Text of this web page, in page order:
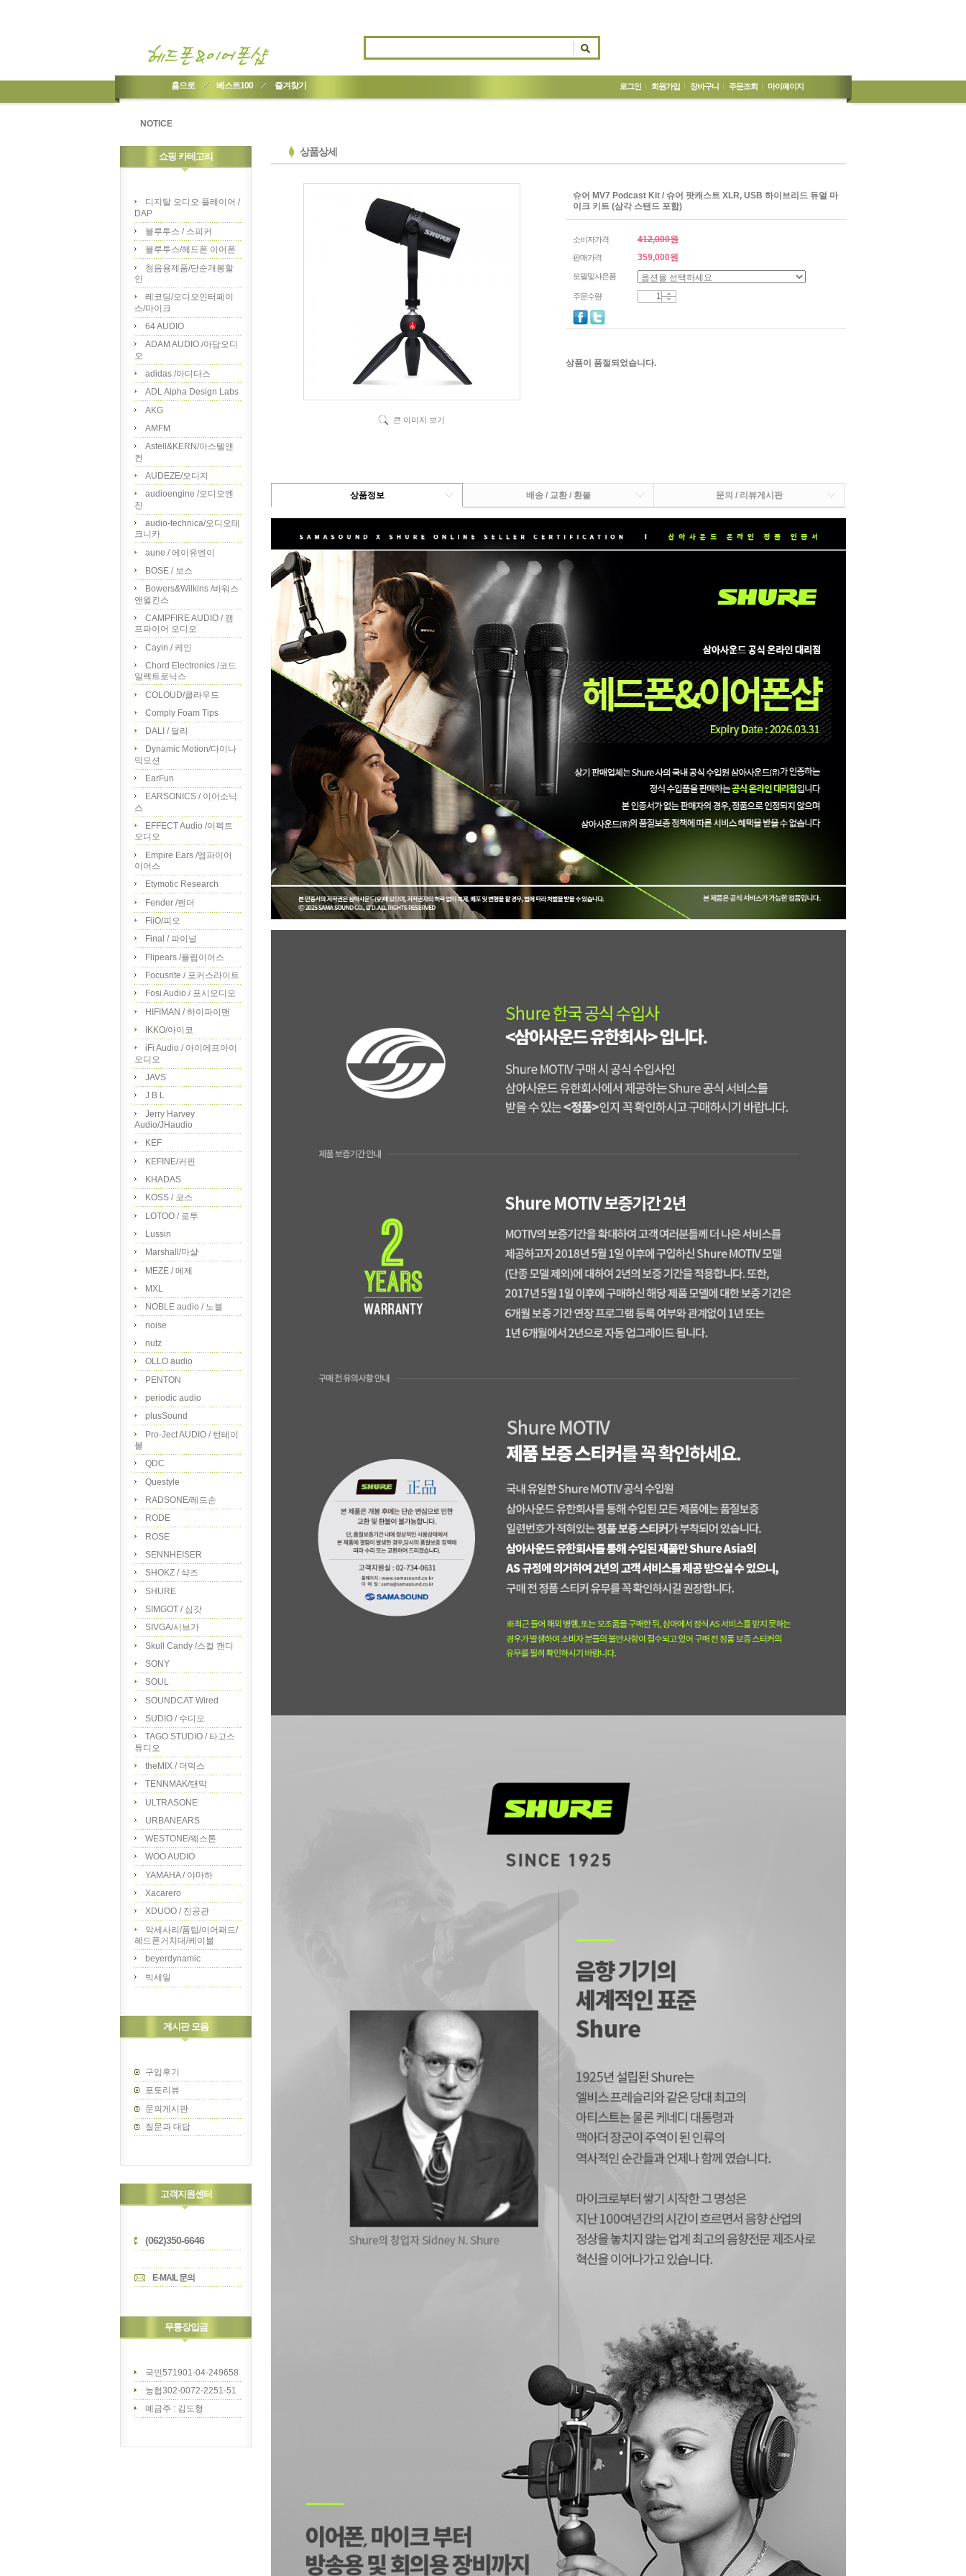
홈으로 베스트100 즐겨찾기 로그인 회원가입 장바구니 주문조회 마이페이지
NOTICE
쇼핑 카테고리
디지탈 오디오 플레이어 /
DAP
블루투스 / 스피커
블루투스/헤드폰 이어폰
청음용제품/단순개봉할
인
레코딩/오디오인터페이
스/마이크
64 AUDIO
ADAM AUDIO /아담오디
오
adidas /아디다스
ADL Alpha Design Labs
AKG
AMFM
Astell&KERN/아스텔앤
컨
AUDEZE/오디지
audioengine /오디오엔
진
audio-technica/오디오테
크니카
aune / 에이유엔이
BOSE / 보스
Bowers&Wilkins /바워스
앤윌킨스
CAMPFIRE AUDIO / 캠
프파이어 오디오
Cayin / 케인
Chord Electronics /코드
일렉트로닉스
COLOUD/클라우드
Comply Foam Tips
DALI / 달리
Dynamic Motion/다이나
믹모션
EarFun
EARSONICS / 이어소닉
스
EFFECT Audio /이펙트
오디오
Empire Ears /엠파이어
이어스
Etymotic Research
Fender /펜더
FiiO/피오
Final / 파이널
Flipears /플립이어스
Focusrite / 포커스라이트
Fosi Audio / 포시오디오
HIFIMAN / 하이파이맨
IKKO/아이코
iFi Audio / 아이에프아이
오디오
JAVS
J B L
Jerry Harvey
Audio/JHaudio
KEF
KEFINE/커핀
KHADAS
KOSS / 코스
LOTOO / 로투
Lussin
Marshall/마샬
MEZE / 메제
MXL
NOBLE audio / 노블
noise
nutz
OLLO audio
PENTON
periodic audio
plusSound
Pro-Ject AUDIO / 턴테이
블
QDC
Questyle
RADSONE/레드손
RODE
ROSE
SENNHEISER
SHOKZ / 샥즈
SHURE
SIMGOT / 심갓
SIVGA/시브가
Skull Candy /스컬 캔디
SONY
SOUL
SOUNDCAT Wired
SUDIO / 수디오
TAGO STUDIO / 타고스
튜디오
theMIX / 더믹스
TENNMAK/탠막
ULTRASONE
URBANEARS
WESTONE/웨스톤
WOO AUDIO
YAMAHA / 야마하
Xacarero
XDUOO / 진공관
악세사리/폼팁/이어패드/
헤드폰거치대/케이블
beyerdynamic
빅세일
게시판 모음
구입후기
포토리뷰
문의게시판
질문과 대답
고객지원센터
(062)350-6646
E-MAIL 문의
무통장입금
국민571901-04-249658
농협302-0072-2251-51
예금주 : 김도형
상품상세
큰 이미지 보기
슈어 MV7 Podcast Kit / 슈어 팟캐스트 XLR, USB 하이브리드 듀얼 마
이크 키트 (삼각 스탠드 포함)
소비자가격 412,000원
판매가격 359,000원
모델및사은품
주문수량
상품이 품절되었습니다.
상품정보 배송 / 교환 / 환불 문의 / 리뷰게시판